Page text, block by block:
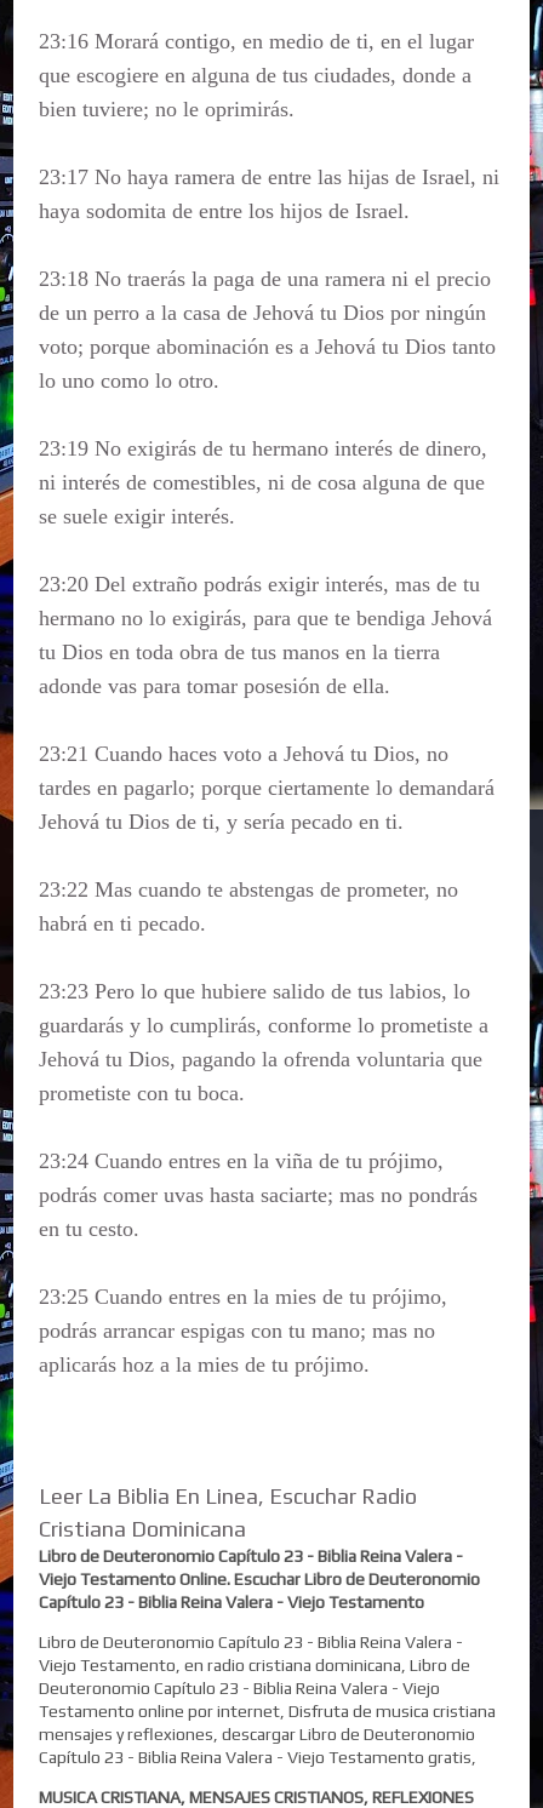
23:16 Morará contigo, en medio de ti, en el lugar
que escogiere en alguna de tus ciudades, donde a
bien tuviere; no le oprimirás.
23:17 No haya ramera de entre las hijas de Israel, ni
haya sodomita de entre los hijos de Israel.
23:18 No traerás la paga de una ramera ni el precio
de un perro a la casa de Jehová tu Dios por ningún
voto; porque abominación es a Jehová tu Dios tanto
lo uno como lo otro.
23:19 No exigirás de tu hermano interés de dinero,
ni interés de comestibles, ni de cosa alguna de que
se suele exigir interés.
23:20 Del extraño podrás exigir interés, mas de tu
hermano no lo exigirás, para que te bendiga Jehová
tu Dios en toda obra de tus manos en la tierra
adonde vas para tomar posesión de ella.
23:21 Cuando haces voto a Jehová tu Dios, no
tardes en pagarlo; porque ciertamente lo demandará
Jehová tu Dios de ti, y sería pecado en ti.
23:22 Mas cuando te abstengas de prometer, no
habrá en ti pecado.
23:23 Pero lo que hubiere salido de tus labios, lo
guardarás y lo cumplirás, conforme lo prometiste a
Jehová tu Dios, pagando la ofrenda voluntaria que
prometiste con tu boca.
23:24 Cuando entres en la viña de tu prójimo,
podrás comer uvas hasta saciarte; mas no pondrás
en tu cesto.
23:25 Cuando entres en la mies de tu prójimo,
podrás arrancar espigas con tu mano; mas no
aplicarás hoz a la mies de tu prójimo.
Leer La Biblia En Linea, Escuchar Radio
Cristiana Dominicana
Libro de Deuteronomio Capítulo 23 - Biblia Reina Valera -
Viejo Testamento Online. Escuchar Libro de Deuteronomio
Capítulo 23 - Biblia Reina Valera - Viejo Testamento
Libro de Deuteronomio Capítulo 23 - Biblia Reina Valera -
Viejo Testamento, en radio cristiana dominicana, Libro de
Deuteronomio Capítulo 23 - Biblia Reina Valera - Viejo
Testamento online por internet, Disfruta de musica cristiana
mensajes y reflexiones, descargar Libro de Deuteronomio
Capítulo 23 - Biblia Reina Valera - Viejo Testamento gratis,
MUSICA CRISTIANA, MENSAJES CRISTIANOS, REFLEXIONES